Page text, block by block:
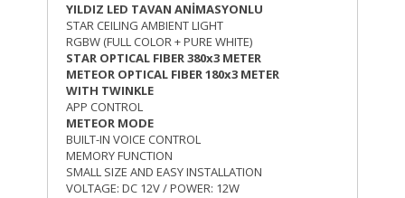
YILDIZ LED TAVAN ANİMASYONLU
STAR CEILING AMBIENT LIGHT
RGBW (FULL COLOR + PURE WHITE)
STAR OPTICAL FIBER 380x3 METER
METEOR OPTICAL FIBER 180x3 METER
WITH TWINKLE
APP CONTROL
METEOR MODE
BUILT-IN VOICE CONTROL
MEMORY FUNCTION
SMALL SIZE AND EASY INSTALLATION
VOLTAGE: DC 12V / POWER: 12W